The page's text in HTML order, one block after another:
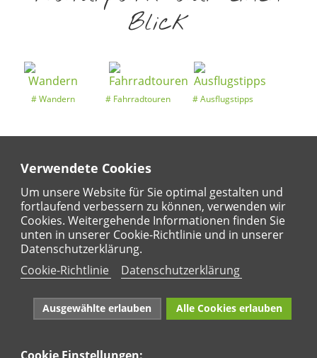
Verwendete Cookies
Um unsere Website für Sie optimal gestalten und
fortlaufend verbessern zu können, verwenden wir
Cookies. Weitergehende Informationen finden Sie
unten in unserer Cookie-Richtlinie und in unserer
Datenschutzerklärung.
Cookie-Richtlinie
Datenschutzerklärung
Ausgewählte erlauben Alle Cookies erlauben
Blick
Wandern Fahrradtouren Ausflugstipps
Entdeckertouren Ansichten
Regional
Karte